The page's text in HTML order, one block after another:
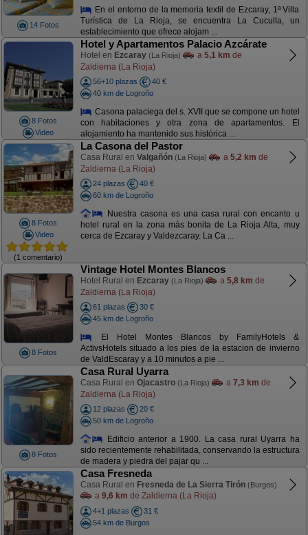
14 Fotos
En el entorno de la memoria textil de Ezcaray, 1ª Villa
Turística de La Rioja, se encuentra La Cuculla, un
establecimiento que ofrece alojam ...
8 Fotos
Video
Hotel y Apartamentos Palacio Azcárate
Hotel en Ezcaray (La Rioja) a 5,1 km de
Zaldierna (La Rioja)
56+10 plazas
40 €
40 km de Logroño
Casona palaciega del s. XVII que se compone un hotel
con habitaciones y otra zona de apartamentos. El
alojamiento ha mantenido sus histórica ...
8 Fotos
Video
(1 comentario)
La Casona del Pastor
Casa Rural en Valgañón (La Rioja) a 5,2 km de
Zaldierna (La Rioja)
24 plazas
40 €
60 km de Logroño
Nuestra casona es una casa rural con encanto u
hotel rural en la zona más bonita de La Rioja Alta, muy
cerca de Ezcaray y Valdezcaray. La Ca ...
8 Fotos
Vintage Hotel Montes Blancos
Hotel Rural en Ezcaray (La Rioja) a 5,8 km de
Zaldierna (La Rioja)
61 plazas
30 €
45 km de Logroño
El Hotel Montes Blancos by FamilyHotels &
ActivsHotels situado a los pies de la estacion de invierno
de ValdEscaray y a 10 minutos a pie ...
8 Fotos
Casa Rural Uyarra
Casa Rural en Ojacastro (La Rioja) a 7,3 km de
Zaldierna (La Rioja)
12 plazas
20 €
50 km de Logroño
Edificio anterior a 1900. La casa rural Uyarra ha
sido recientemente rehabilitada, conservando la estructura
de madera y piedra del pajar qu ...
Casa Fresneda
Casa Rural en Fresneda de La Sierra Tirón (Burgos)
a 9,6 km de Zaldierna (La Rioja)
4+1 plazas
31 €
54 km de Burgos